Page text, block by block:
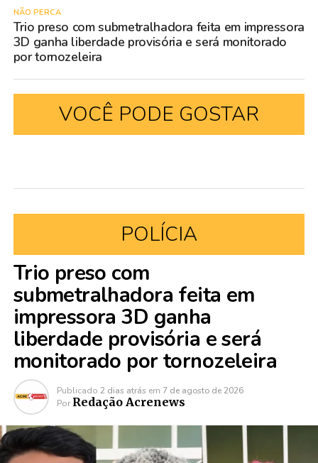
NÃO PERCA
Trio preso com submetralhadora feita em impressora
3D ganha liberdade provisória e será monitorado
por tornozeleira
VOCÊ PODE GOSTAR
POLÍCIA
Trio preso com
submetralhadora feita em
impressora 3D ganha
liberdade provisória e será
monitorado por tornozeleira
Publicado 2 dias atrás em 7 de agosto de 2026
Por Redação Acrenews